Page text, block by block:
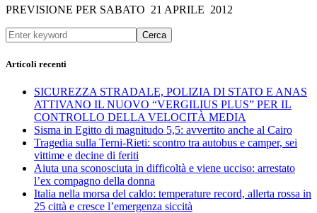
PREVISIONE PER SABATO 21 APRILE 2012
Cerca
Articoli recenti
SICUREZZA STRADALE, POLIZIA DI STATO E ANAS
ATTIVANO IL NUOVO “VERGILIUS PLUS” PER IL
CONTROLLO DELLA VELOCITÀ MEDIA
Sisma in Egitto di magnitudo 5,5: avvertito anche al Cairo
Tragedia sulla Terni-Rieti: scontro tra autobus e camper, sei
vittime e decine di feriti
Aiuta una sconosciuta in difficoltà e viene ucciso: arrestato
l’ex compagno della donna
Italia nella morsa del caldo: temperature record, allerta rossa in
25 città e cresce l’emergenza siccità